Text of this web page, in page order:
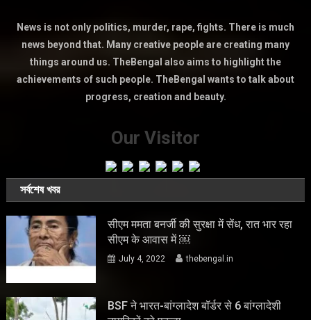
News is not only politics, murder, rape, fights. There is much
news beyond that. Many creative people are creating many
things around us. TheBengal also aims to highlight the
achievements of such people. TheBengal wants to talk about
progress, creation and beauty.
Our Visitor
সর্বশেষ খবর
सीएम ममता बनर्जी की सुरक्षा में सेंध, रात भार रहा
सीएम के आवास में ￼
July 4, 2022 thebengal.in
BSF ने भारत-बांग्लादेश बॉर्डर से 6 बांग्लादेशी